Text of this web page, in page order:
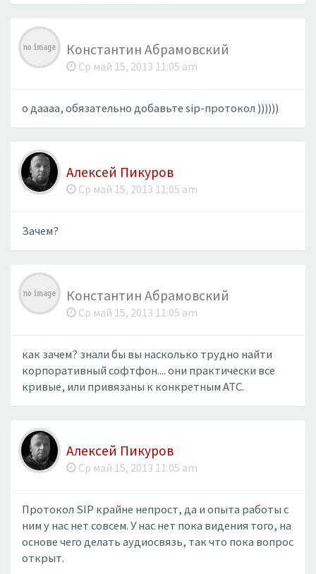
Константин Абрамовский
Ср май 15, 2013 11:05 am
​о даааа, обязательно добавьте sip-протокол ))))))
Алексей Пикуров
Ср май 15, 2013 11:05 am
Зачем?​
Константин Абрамовский
Ср май 15, 2013 11:05 am
​как зачем? знали бы вы насколько трудно найти
корпоративный софтфон.... они практически все
кривые, или привязаны к конкретным АТС.
Алексей Пикуров
Ср май 15, 2013 11:05 am
Протокол SIP крайне непрост, да и опыта работы с
ним у нас нет совсем. У нас нет пока видения того, на
основе чего делать аудиосвязь, так что пока вопрос
открыт.